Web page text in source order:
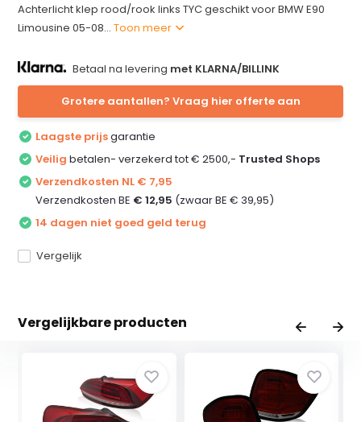
Achterlicht klep rood/rook links TYC geschikt voor BMW E90
Limousine 05-08...Toon meer
Betaal na levering met KLARNA/BILLINK
Grotere aantallen? Vraag hier offerte aan
Laagste prijsgarantie
Veilig betalen- verzekerd tot € 2500,- Trusted Shops
Verzendkosten NL € 7,95
Verzendkosten BE € 12,95 (zwaar BE € 39,95)
14 dagen niet goed geld terug
Vergelijk
Vergelijkbare producten